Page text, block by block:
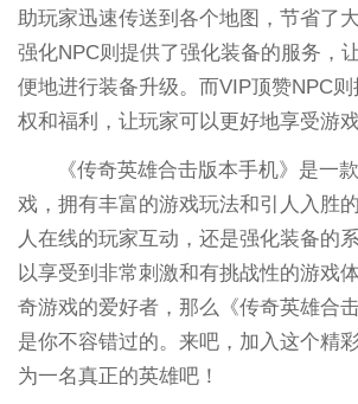
助玩家迅速传送到各个地图，节省了
强化NPC则提供了强化装备的服务，
便地进行装备升级。而VIP顶赞NPC
权和福利，让玩家可以更好地享受游戏
《传奇英雄合击版本手机》是一
戏，拥有丰富的游戏玩法和引人入胜
人在线的玩家互动，还是强化装备的
以享受到非常刺激和有挑战性的游戏
奇游戏的爱好者，那么《传奇英雄合
是你不容错过的。来吧，加入这个精
为一名真正的英雄吧！